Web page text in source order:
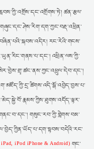
ཚན་རྩལ་
རང་རེའི་གངས་
འཕྲིན་ལས་ཀྱི་
གསུང་རབ་ཀྱི་གླེགས་བམ་
iPad, iPod iPhone & Android) གང་